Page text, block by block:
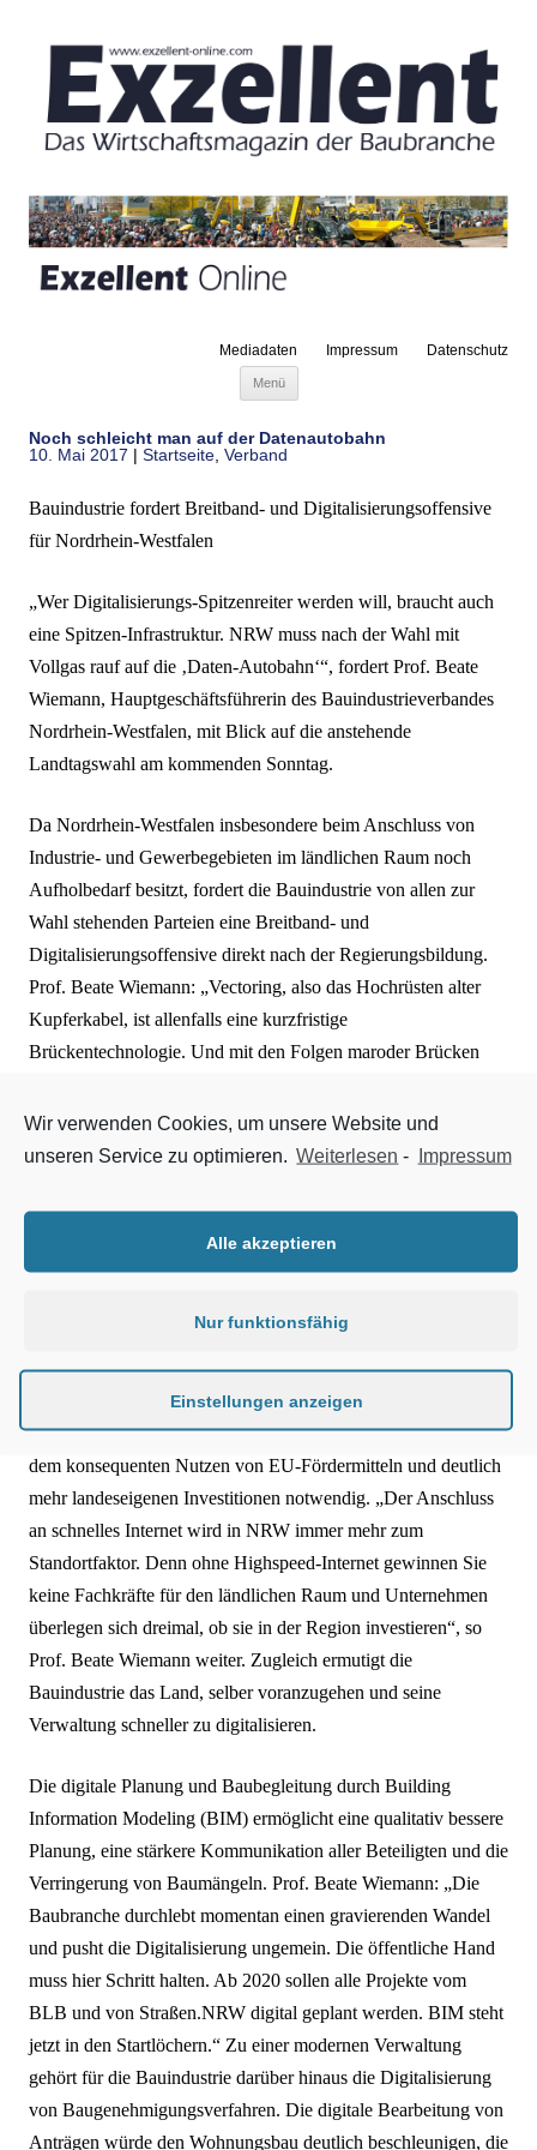
Mediadaten Impressum Datenschutz
Menü
Noch schleicht man auf der Datenautobahn
10. Mai 2017 | Startseite Verband
Bauindustrie fordert Breitband- und Digitalisierungsoffensive
für Nordrhein-Westfalen
„Wer Digitalisierungs-Spitzenreiter werden will, braucht auch
eine Spitzen-Infrastruktur. NRW muss nach der Wahl mit
Vollgas rauf auf die ‚Daten-Autobahn‘“, fordert Prof. Beate
Wiemann, Hauptgeschäftsführerin des Bauindustrieverbandes
Nordrhein-Westfalen, mit Blick auf die anstehende
Landtagswahl am kommenden Sonntag.
Da Nordrhein-Westfalen insbesondere beim Anschluss von
Industrie- und Gewerbegebieten im ländlichen Raum noch
Aufholbedarf besitzt, fordert die Bauindustrie von allen zur
Wahl stehenden Parteien eine Breitband- und
Digitalisierungsoffensive direkt nach der Regierungsbildung.
Prof. Beate Wiemann: „Vectoring, also das Hochrüsten alter
Kupferkabel, ist allenfalls eine kurzfristige
Brückentechnologie. Und mit den Folgen maroder Brücken
Das von der Bundesregierung ausgegebene Ziel, bis 2018
zu ermöglichen, stellt somit lediglich ein Zwischenziel dar.
Dementsprechend fatal ist es, wenn auch dieses nicht einmal
annähernd erreicht wird.
Der Bauindustrieverband Nordrhein-Westfalen fordert
stattdessen, NRW durch ein flächendeckendes Glasfasernetz
wettbewerbsfähig für das Gigabitzeitalter zu machen. Hierfür
ist aus Sicht der Branche ein Mix aus privaten Investitionen,
dem konsequenten Nutzen von EU-Fördermitteln und deutlich
mehr landeseigenen Investitionen notwendig. „Der Anschluss
an schnelles Internet wird in NRW immer mehr zum
Standortfaktor. Denn ohne Highspeed-Internet gewinnen Sie
keine Fachkräfte für den ländlichen Raum und Unternehmen
überlegen sich dreimal, ob sie in der Region investieren“, so
Prof. Beate Wiemann weiter. Zugleich ermutigt die
Bauindustrie das Land, selber voranzugehen und seine
Verwaltung schneller zu digitalisieren.
Die digitale Planung und Baubegleitung durch Building
Information Modeling (BIM) ermöglicht eine qualitativ bessere
Planung, eine stärkere Kommunikation aller Beteiligten und die
Verringerung von Baumängeln. Prof. Beate Wiemann: „Die
Baubranche durchlebt momentan einen gravierenden Wandel
und pusht die Digitalisierung ungemein. Die öffentliche Hand
muss hier Schritt halten. Ab 2020 sollen alle Projekte vom
BLB und von Straßen.NRW digital geplant werden. BIM steht
jetzt in den Startlöchern.“ Zu einer modernen Verwaltung
gehört für die Bauindustrie darüber hinaus die Digitalisierung
von Baugenehmigungsverfahren. Die digitale Bearbeitung von
Anträgen würde den Wohnungsbau deutlich beschleunigen, die
Wir verwenden Cookies, um unsere Website und
unseren Service zu optimieren. Weiterlesen - Impressum
Alle akzeptieren
Nur funktionsfähig
Einstellungen anzeigen